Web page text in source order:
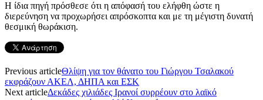
Η ίδια πηγή πρόσθεσε ότι η απόφασή του ελήφθη ώστε η
διερεύνηση να προχωρήσει απρόσκοπτα και με τη μέγιστη δυνατή
θεσμική θωράκιση.
Previous articleΘλίψη για τον θάνατο του Γιώργου Τσαλακού
εκφράζουν ΑΚΕΛ, ΔΗΠΑ και ΕΣΚ
Next articleΔεκάδες χιλιάδες Ιρανοί συρρέουν στο λαϊκό